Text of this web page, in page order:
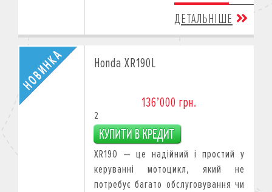
ДЕТАЛЬНІШЕ
Honda XR190L
136’000 грн.
2
XR190 — це надійний і простий у
керуванні мотоцикл, який не
потребує багато обслуговування чи